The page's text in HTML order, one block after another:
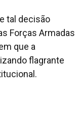
tal decisão
Forças Armadas
que a
flagrante